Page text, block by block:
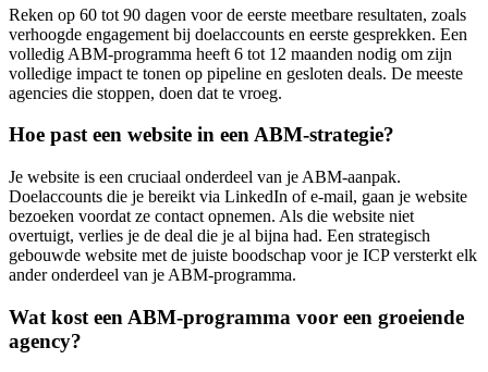
Reken op 60 tot 90 dagen voor de eerste meetbare resultaten, zoals
verhoogde engagement bij doelaccounts en eerste gesprekken. Een
volledig ABM-programma heeft 6 tot 12 maanden nodig om zijn
volledige impact te tonen op pipeline en gesloten deals. De meeste
agencies die stoppen, doen dat te vroeg.
Hoe past een website in een ABM-strategie?
Je website is een cruciaal onderdeel van je ABM-aanpak.
Doelaccounts die je bereikt via LinkedIn of e-mail, gaan je website
bezoeken voordat ze contact opnemen. Als die website niet
overtuigt, verlies je de deal die je al bijna had. Een strategisch
gebouwde website met de juiste boodschap voor je ICP versterkt elk
ander onderdeel van je ABM-programma.
Wat kost een ABM-programma voor een groeiende
agency?